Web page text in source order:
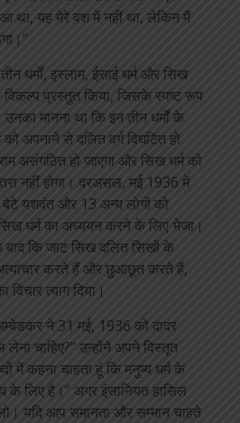
था, यह मेरे वश में नहीं था, लेकिन मैं
धर्मों, इस्लाम, ईसाई धर्म और सिख
प्रस्तुत किया, जिसके स्पष्ट रूप
मानना ​​था कि इन तीन धर्मों के
अपनाने से दलित वर्ग विघटित हो
असंगठित हो जाएगा और सिख धर्म को
नहीं होगा। दरअसल, मई 1936 में
यशवंत और 13 अन्य लोगों को
धर्म का अध्ययन करने के लिए भेजा।
बाद कि जाट सिख दलित सिखों के
करते हैं और छुआछूत करते हैं,
त्याग दिया।
ने 31 मई, 1936 को दादर
लेना चाहिए?” उन्होंने अपने विस्तृत
में कहना चाहता हूं कि मनुष्य धर्म के
के लिए है।” अगर इंसानियत हासिल
यदि आप समानता और सम्मान चाहते